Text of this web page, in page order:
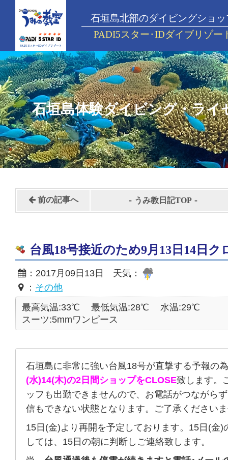
石垣島北部のダイビングショッ
PADI5スター･IDダイブリゾー
石垣島体験ダイビング・ライ
前の記事へ - うみ教日記TOP -
台風18号接近のため9月13日14日
：2017月09日13日 天気：
： その他
最高気温:33℃
最低気温:28℃
水温:29℃
スーツ:5mmワンピース
石垣島に非常に強い台風18号が直撃する予報の
(水)14(木)の2日間ショップをCLOSE致します。
ッフも出勤できませんので、お電話がつながら
信もできない状態となります。ご了承ください
15日(金)より再開を予定しております。15日(金)
しては、15日の朝に判断しご連絡致します。